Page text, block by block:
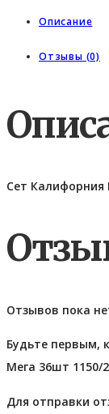
Описание
Отзывы (0)
Сет Калифорния
Отзывов пока
Будьте первым,
Мега 36шт 1150/
Для отправки